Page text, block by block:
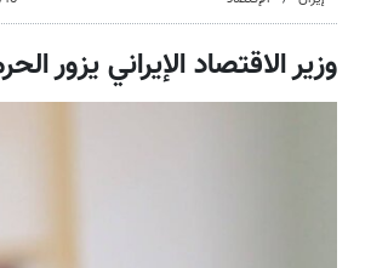
وزير الاقتصاد الإيراني يزور